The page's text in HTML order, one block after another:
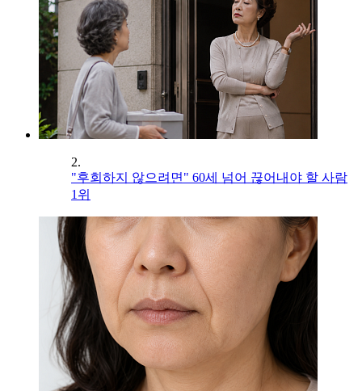
2.
"후회하지 않으려면" 60세 넘어 끊어내야 할 사람
1위